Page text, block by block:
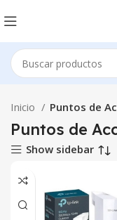
Inicio Puntos de
Puntos de
Show sidebar